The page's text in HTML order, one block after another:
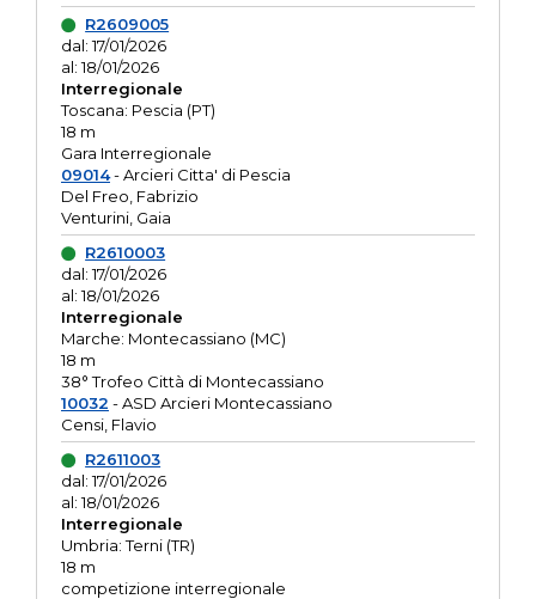
R2609005
dal: 17/01/2026
al: 18/01/2026
Interregionale
Toscana: Pescia (PT)
18 m
Gara Interregionale
09014- Arcieri Citta' di Pescia
Del Freo, Fabrizio
Venturini, Gaia
R2610003
dal: 17/01/2026
al: 18/01/2026
Interregionale
Marche: Montecassiano (MC)
18 m
38° Trofeo Città di Montecassiano
10032 - ASD Arcieri Montecassiano
Censi, Flavio
R2611003
dal: 17/01/2026
al: 18/01/2026
Interregionale
Umbria: Terni (TR)
18 m
competizione interregionale